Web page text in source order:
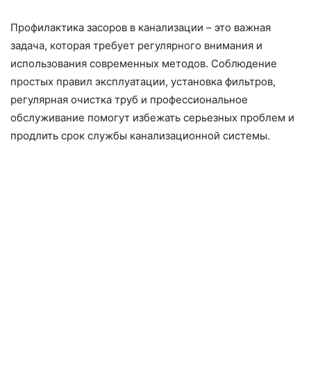
Профилактика засоров в канализации – это важная
задача, которая требует регулярного внимания и
использования современных методов. Соблюдение
простых правил эксплуатации, установка фильтров,
регулярная очистка труб и профессиональное
обслуживание помогут избежать серьезных проблем и
продлить срок службы канализационной системы.